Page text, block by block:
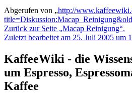
Abgerufen von „http://
Zurück zur Seite „Macap Reinigung“.
Zuletzt bearbeitet am 25. Juli 2005 um
KaffeeWiki - die
um Espresso,
Kaffee